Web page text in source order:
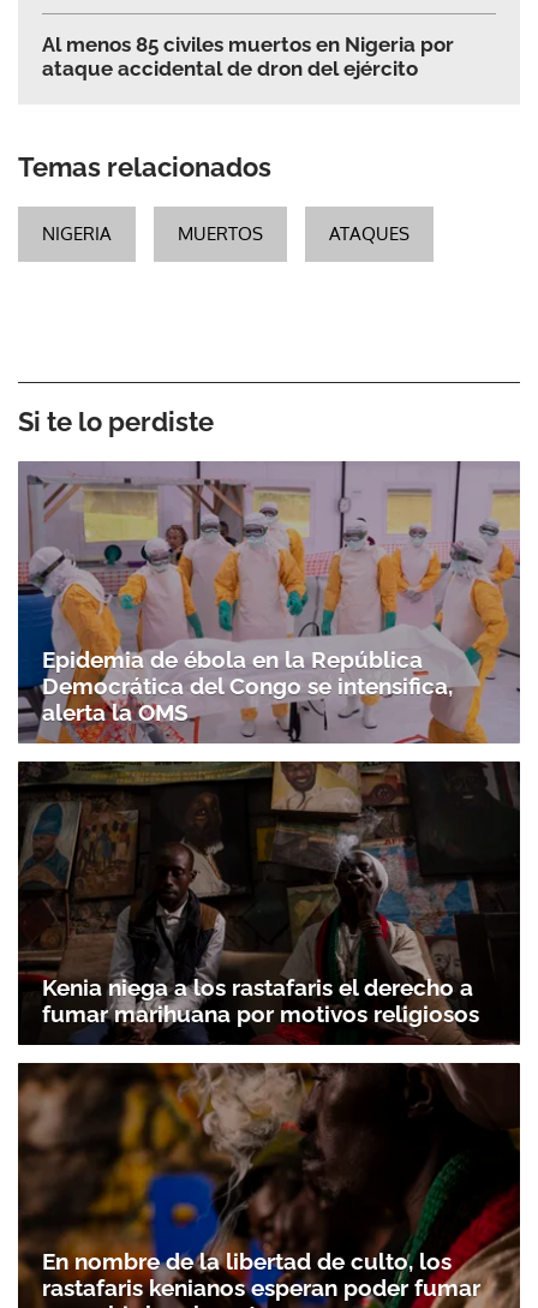
Al menos 85 civiles muertos en Nigeria por
ataque accidental de dron del ejército
Temas relacionados
NIGERIA MUERTOS ATAQUES
Si te lo perdiste
Epidemia de ébola en la República
Democrática del Congo se intensifica,
alerta la OMS
Kenia niega a los rastafaris el derecho a
fumar marihuana por motivos religiosos
En nombre de la libertad de culto, los
rastafaris kenianos esperan poder fumar